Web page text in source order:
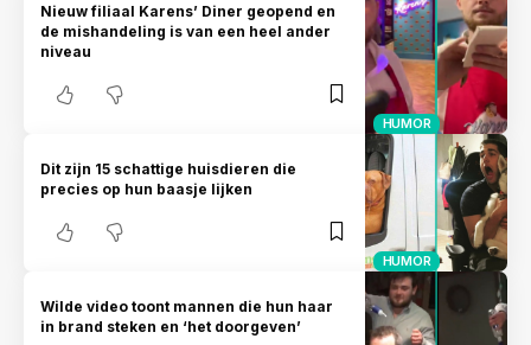
HUMOR
Nieuw filiaal Karens’ Diner geopend en
de mishandeling is van een heel ander
niveau
HUMOR
Dit zijn 15 schattige huisdieren die
precies op hun baasje lijken
Wilde video toont mannen die hun haar
in brand steken en ‘het doorgeven’